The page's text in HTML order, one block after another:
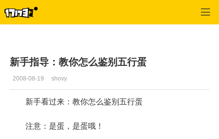
新手指导：教你怎么鉴别五行蛋
2008-08-19 shovy
新手看过来：教你怎么鉴别五行蛋
注意：是蛋，是蛋哦！